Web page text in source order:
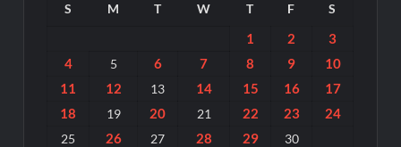
S M T W T F S
1 2
3
4
5 6 7 8 9
10
11
12 13 14 15 16
17
18
19 20 21 22 23 24
25 26 27 28 29
30